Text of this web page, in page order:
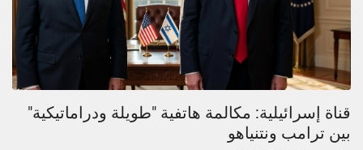
قناة إسرائيلية: مكالمة هاتفية "طويلة ودراماتيكية"
بين ترامب ونتنياهو